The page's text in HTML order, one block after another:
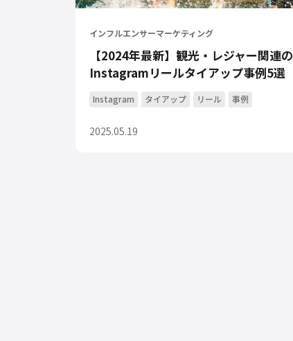
インフルエンサーマーケティング
【2024年最新】観光・レジャー関連の
Instagramリールタイアップ事例5選
Instagram タイアップ リール 事例
2025.05.19